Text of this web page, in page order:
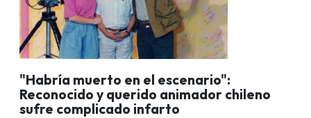
"Habría muerto en el escenario":
Reconocido y querido animador chileno
sufre complicado infarto